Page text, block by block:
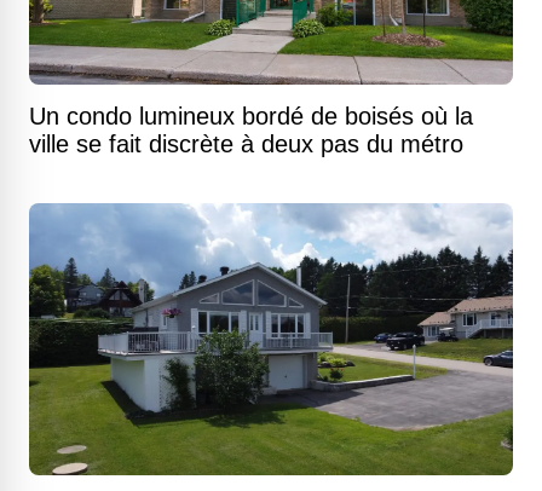
Un condo lumineux bordé de boisés où la
ville se fait discrète à deux pas du métro